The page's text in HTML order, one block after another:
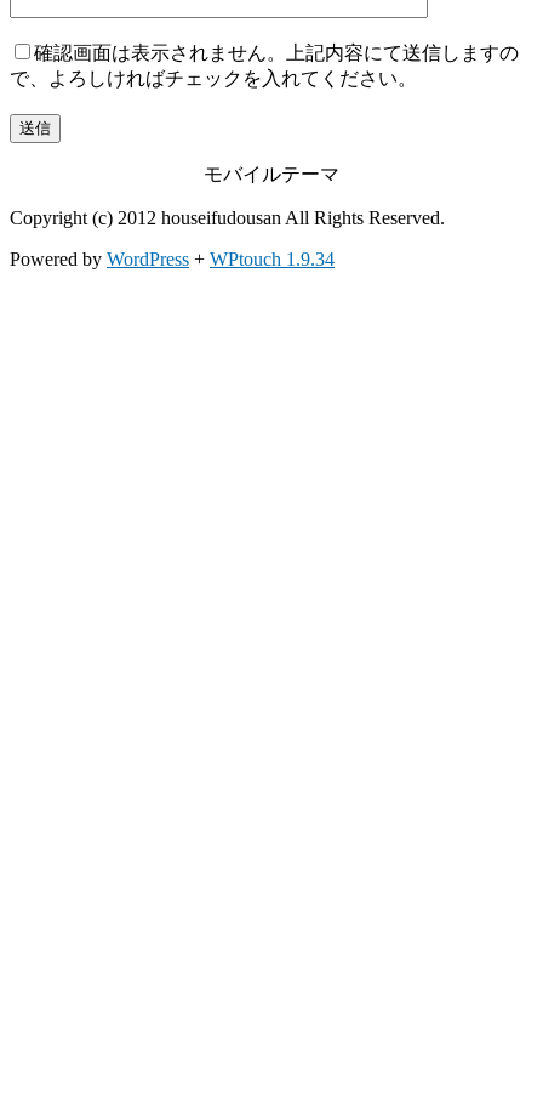
確認画面は表示されません。上記内容にて送信しますの
で、よろしければチェックを入れてください。
モバイルテーマ
Copyright (c) 2012 houseifudousan All Rights Reserved.
Powered by WordPress + WPtouch 1.9.34